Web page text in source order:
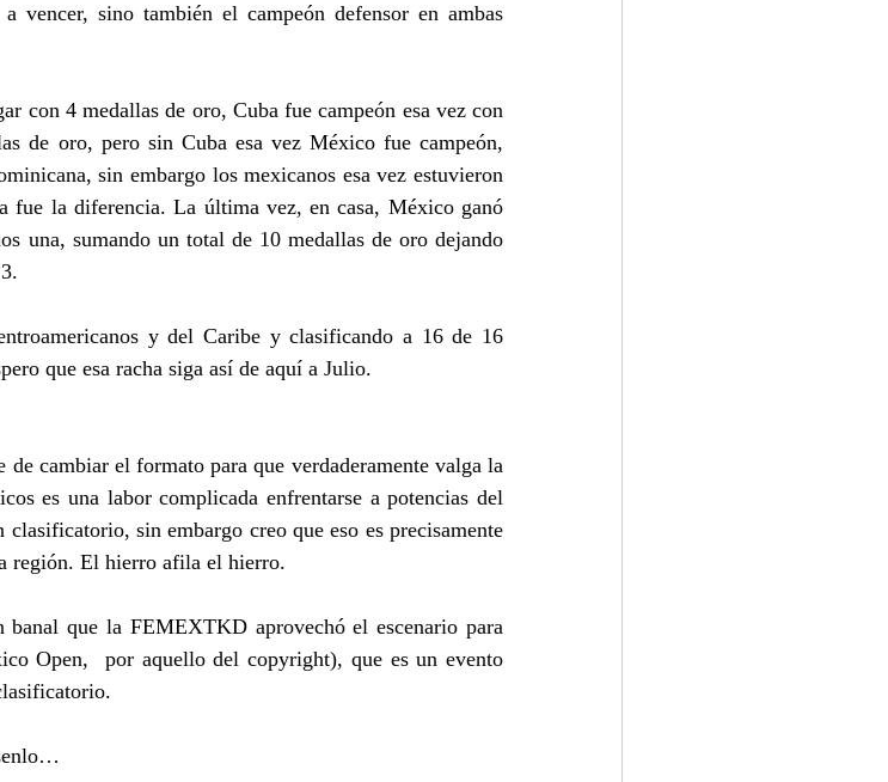
sino también el campeón defensor en ambas
con 4 medallas de oro, Cuba fue campeón esa vez con
de oro, pero sin Cuba esa vez México fue campeón,
sin embargo los mexicanos esa vez estuvieron
fue la diferencia. La última vez, en casa, México ganó
una, sumando un total de 10 medallas de oro dejando
y del Caribe y clasificando a 16 de 16
que esa racha siga así de aquí a Julio.
cambiar el formato para que verdaderamente valga la
es una labor complicada enfrentarse a potencias del
sin embargo creo que eso es precisamente
región. El hierro afila el hierro.
que la FEMEXTKD aprovechó el escenario para
Open,  por aquello del copyright), que es un evento